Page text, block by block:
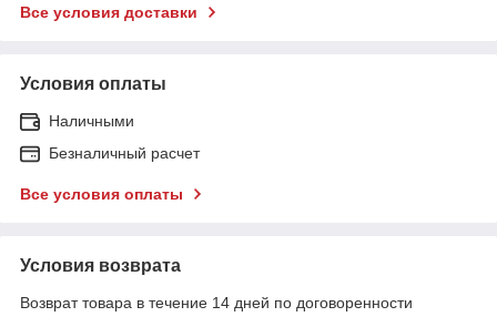
Все условия доставки
Условия оплаты
Наличными
Безналичный расчет
Все условия оплаты
Условия возврата
Возврат товара в течение 14 дней по договоренности